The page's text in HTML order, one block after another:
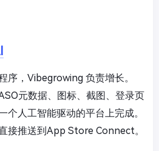
序，Vibegrowing 负责增长。
元数据、图标、截图、登录页
个人工智能驱动的平台上完成。
接推送到App Store Connect。